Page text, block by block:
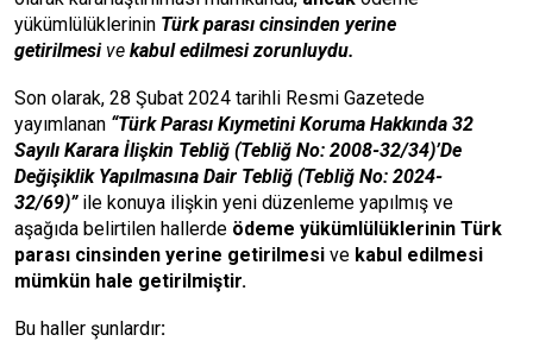
yükümlülüklerinin Türk parası cinsinden yerine
getirilmesive kabul edilmesi zorunluydu.
Son olarak, 28 Şubat 2024 tarihli Resmi Gazetede
yayımlanan “Türk Parası Kıymetini Koruma Hakkında 32
Sayılı Karara İlişkin Tebliğ (Tebliğ No: 2008-32/34)’De
Değişiklik Yapılmasına Dair Tebliğ (Tebliğ No: 2024-
32/69)”ile konuya ilişkin yeni düzenleme yapılmış ve
aşağıda belirtilen hallerde ödeme yükümlülüklerinin Türk
parası cinsinden yerine getirilmesi ve kabul edilmesi
mümkün hale getirilmiştir.
Bu haller şunlardır: